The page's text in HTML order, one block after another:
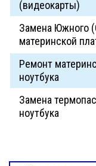
(видеокарты)
Замена Южного
материнской
Ремонт
ноутбука
Замена
ноутбука